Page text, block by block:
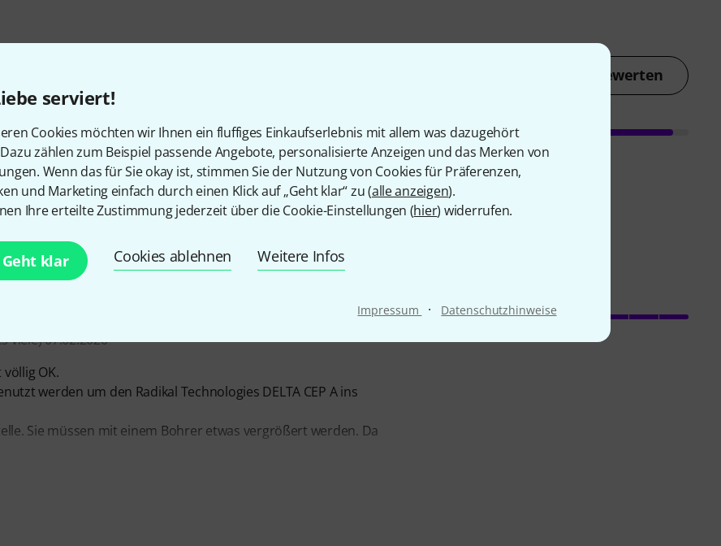
serviert!
Cookies möchten wir Ihnen ein fluffiges Einkaufserlebnis mit allem was dazugehört
zählen zum Beispiel passende Angebote, personalisierte Anzeigen und das Merken von
Wenn das für Sie okay ist, stimmen Sie der Nutzung von Cookies für Präferenzen,
und Marketing einfach durch einen Klick auf „Geht klar“ zu (alle anzeigen).
Ihre erteilte Zustimmung jederzeit über die Cookie-Einstellungen (hier) widerrufen.
Geht klar Cookies ablehnen Weitere Infos
Impressum · Datenschutzhinweise
Jetzt bewerten
Model D
viele) 07.02.2020
OK.
werden um den Radikal Technologies DELTA CEP A ins
Sie müssen mit einem Bohrer etwas vergrößert werden. Da
Verarbeitung